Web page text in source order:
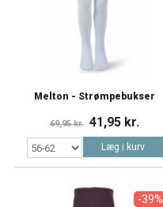
Melton - Strømpebukser
69,95 kr. 41,95 kr.
Læg i kurv
-39%